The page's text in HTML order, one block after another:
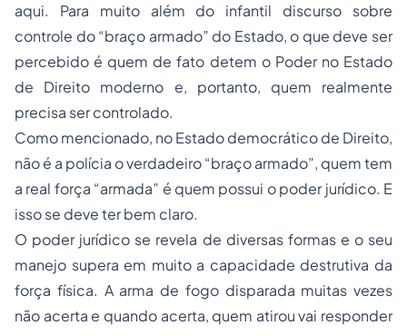
aqui. Para muito além do infantil discurso sobre
controle do “braço armado” do Estado, o que deve ser
percebido é quem de fato detem o Poder no Estado
de Direito moderno e, portanto, quem realmente
precisa ser controlado.
Como mencionado, no Estado democrático de Direito,
não é a polícia o verdadeiro “braço armado”, quem tem
a real força “armada” é quem possui o poder jurídico. E
isso se deve ter bem claro.
O poder jurídico se revela de diversas formas e o seu
manejo supera em muito a capacidade destrutiva da
força física. A arma de fogo disparada muitas vezes
não acerta e quando acerta, quem atirou vai responder